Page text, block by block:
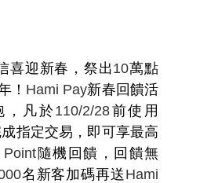
喜迎新春，祭出10萬點
！ Hami Pay新春回饋活
，凡於110/2/28前使用
指定交易，即可享最高
Point 隨機回饋，回饋無
名新客加碼再送Hami